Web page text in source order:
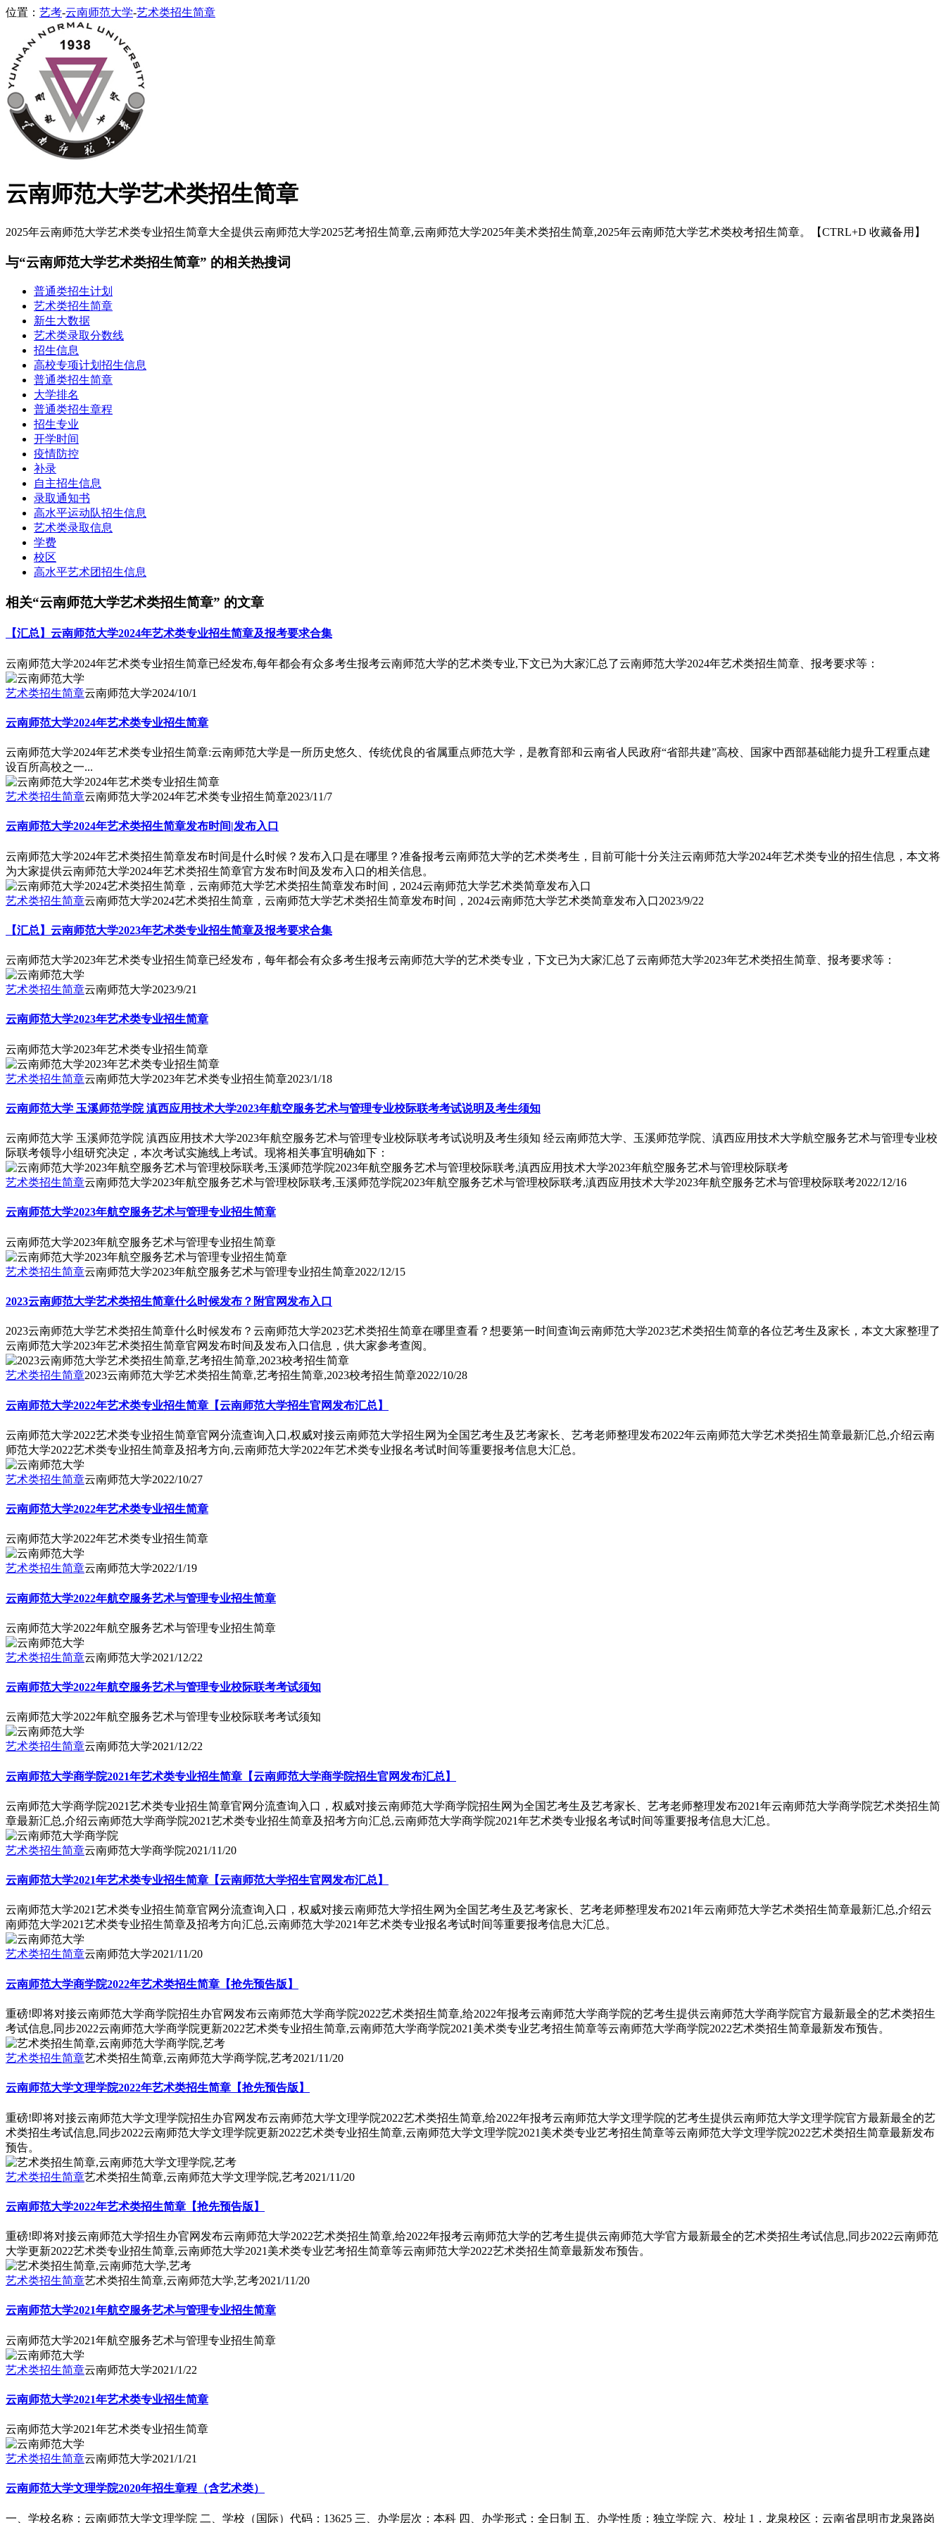
位置： 艺考-云南师范大学-艺术类招生简章
云南师范大学艺术类招生简章
2025年云南师范大学艺术类专业招生简章大全提供云南师范大学2025艺考招生简章,云南师范大学2025年美术类招生简章,2025年云南师范大学艺术类校考招生简章。【CTRL+D 收藏备用】
与“云南师范大学艺术类招生简章” 的相关热搜词
普通类招生计划
艺术类招生简章
新生大数据
艺术类录取分数线
招生信息
高校专项计划招生信息
普通类招生简章
大学排名
普通类招生章程
招生专业
开学时间
疫情防控
补录
自主招生信息
录取通知书
高水平运动队招生信息
艺术类录取信息
学费
校区
高水平艺术团招生信息
相关“云南师范大学艺术类招生简章” 的文章
【汇总】云南师范大学2024年艺术类专业招生简章及报考要求合集
云南师范大学2024年艺术类专业招生简章已经发布,每年都会有众多考生报考云南师范大学的艺术类专业,下文已为大家汇总了云南师范大学2024年艺术类招生简章、报考要求等：
艺术类招生简章云南师范大学2024/10/1
云南师范大学2024年艺术类专业招生简章
云南师范大学2024年艺术类专业招生简章:云南师范大学是一所历史悠久、传统优良的省属重点师范大学，是教育部和云南省人民政府“省部共建”高校、国家中西部基础能力提升工程重点建
设百所高校之一...
艺术类招生简章云南师范大学2024年艺术类专业招生简章2023/11/7
云南师范大学2024年艺术类招生简章发布时间|发布入口
云南师范大学2024年艺术类招生简章发布时间是什么时候？发布入口是在哪里？准备报考云南师范大学的艺术类考生，目前可能十分关注云南师范大学2024年艺术类专业的招生信息，本文将
为大家提供云南师范大学2024年艺术类招生简章官方发布时间及发布入口的相关信息。
艺术类招生简章云南师范大学2024艺术类招生简章，云南师范大学艺术类招生简章发布时间，2024云南师范大学艺术类简章发布入口2023/9/22
【汇总】云南师范大学2023年艺术类专业招生简章及报考要求合集
云南师范大学2023年艺术类专业招生简章已经发布，每年都会有众多考生报考云南师范大学的艺术类专业，下文已为大家汇总了云南师范大学2023年艺术类招生简章、报考要求等：
艺术类招生简章云南师范大学2023/9/21
云南师范大学2023年艺术类专业招生简章
云南师范大学2023年艺术类专业招生简章
艺术类招生简章云南师范大学2023年艺术类专业招生简章2023/1/18
云南师范大学 玉溪师范学院 滇西应用技术大学2023年航空服务艺术与管理专业校际联考考试说明及考生须知
云南师范大学 玉溪师范学院 滇西应用技术大学2023年航空服务艺术与管理专业校际联考考试说明及考生须知 经云南师范大学、玉溪师范学院、滇西应用技术大学航空服务艺术与管理专业校
际联考领导小组研究决定，本次考试实施线上考试。现将相关事宜明确如下：
艺术类招生简章云南师范大学2023年航空服务艺术与管理校际联考,玉溪师范学院2023年航空服务艺术与管理校际联考,滇西应用技术大学2023年航空服务艺术与管理校际联考2022/12/16
云南师范大学2023年航空服务艺术与管理专业招生简章
云南师范大学2023年航空服务艺术与管理专业招生简章
艺术类招生简章云南师范大学2023年航空服务艺术与管理专业招生简章2022/12/15
2023云南师范大学艺术类招生简章什么时候发布？附官网发布入口
2023云南师范大学艺术类招生简章什么时候发布？云南师范大学2023艺术类招生简章在哪里查看？想要第一时间查询云南师范大学2023艺术类招生简章的各位艺考生及家长，本文大家整理了
云南师范大学2023年艺术类招生简章官网发布时间及发布入口信息，供大家参考查阅。
艺术类招生简章2023云南师范大学艺术类招生简章,艺考招生简章,2023校考招生简章2022/10/28
云南师范大学2022年艺术类专业招生简章【云南师范大学招生官网发布汇总】
云南师范大学2022艺术类专业招生简章官网分流查询入口,权威对接云南师范大学招生网为全国艺考生及艺考家长、艺考老师整理发布2022年云南师范大学艺术类招生简章最新汇总,介绍云南
师范大学2022艺术类专业招生简章及招考方向,云南师范大学2022年艺术类专业报名考试时间等重要报考信息大汇总。
艺术类招生简章云南师范大学2022/10/27
云南师范大学2022年艺术类专业招生简章
云南师范大学2022年艺术类专业招生简章
艺术类招生简章云南师范大学2022/1/19
云南师范大学2022年航空服务艺术与管理专业招生简章
云南师范大学2022年航空服务艺术与管理专业招生简章
艺术类招生简章云南师范大学2021/12/22
云南师范大学2022年航空服务艺术与管理专业校际联考考试须知
云南师范大学2022年航空服务艺术与管理专业校际联考考试须知
艺术类招生简章云南师范大学2021/12/22
云南师范大学商学院2021年艺术类专业招生简章【云南师范大学商学院招生官网发布汇总】
云南师范大学商学院2021艺术类专业招生简章官网分流查询入口，权威对接云南师范大学商学院招生网为全国艺考生及艺考家长、艺考老师整理发布2021年云南师范大学商学院艺术类招生简
章最新汇总,介绍云南师范大学商学院2021艺术类专业招生简章及招考方向汇总,云南师范大学商学院2021年艺术类专业报名考试时间等重要报考信息大汇总。
艺术类招生简章云南师范大学商学院2021/11/20
云南师范大学2021年艺术类专业招生简章【云南师范大学招生官网发布汇总】
云南师范大学2021艺术类专业招生简章官网分流查询入口，权威对接云南师范大学招生网为全国艺考生及艺考家长、艺考老师整理发布2021年云南师范大学艺术类招生简章最新汇总,介绍云
南师范大学2021艺术类专业招生简章及招考方向汇总,云南师范大学2021年艺术类专业报名考试时间等重要报考信息大汇总。
艺术类招生简章云南师范大学2021/11/20
云南师范大学商学院2022年艺术类招生简章【抢先预告版】
重磅!即将对接云南师范大学商学院招生办官网发布云南师范大学商学院2022艺术类招生简章,给2022年报考云南师范大学商学院的艺考生提供云南师范大学商学院官方最新最全的艺术类招生
考试信息,同步2022云南师范大学商学院更新2022艺术类专业招生简章,云南师范大学商学院2021美术类专业艺考招生简章等云南师范大学商学院2022艺术类招生简章最新发布预告。
艺术类招生简章艺术类招生简章,云南师范大学商学院,艺考2021/11/20
云南师范大学文理学院2022年艺术类招生简章【抢先预告版】
重磅!即将对接云南师范大学文理学院招生办官网发布云南师范大学文理学院2022艺术类招生简章,给2022年报考云南师范大学文理学院的艺考生提供云南师范大学文理学院官方最新最全的艺
术类招生考试信息,同步2022云南师范大学文理学院更新2022艺术类专业招生简章,云南师范大学文理学院2021美术类专业艺考招生简章等云南师范大学文理学院2022艺术类招生简章最新发布
预告。
艺术类招生简章艺术类招生简章,云南师范大学文理学院,艺考2021/11/20
云南师范大学2022年艺术类招生简章【抢先预告版】
重磅!即将对接云南师范大学招生办官网发布云南师范大学2022艺术类招生简章,给2022年报考云南师范大学的艺考生提供云南师范大学官方最新最全的艺术类招生考试信息,同步2022云南师范
大学更新2022艺术类专业招生简章,云南师范大学2021美术类专业艺考招生简章等云南师范大学2022艺术类招生简章最新发布预告。
艺术类招生简章艺术类招生简章,云南师范大学,艺考2021/11/20
云南师范大学2021年航空服务艺术与管理专业招生简章
云南师范大学2021年航空服务艺术与管理专业招生简章
艺术类招生简章云南师范大学2021/1/22
云南师范大学2021年艺术类专业招生简章
云南师范大学2021年艺术类专业招生简章
艺术类招生简章云南师范大学2021/1/21
云南师范大学文理学院2020年招生章程（含艺术类）
一、学校名称：云南师范大学文理学院 二、学校（国际）代码：13625 三、办学层次：本科 四、办学形式：全日制 五、办学性质：独立学院 六、校址 1．龙泉校区：云南省昆明市龙泉路岗